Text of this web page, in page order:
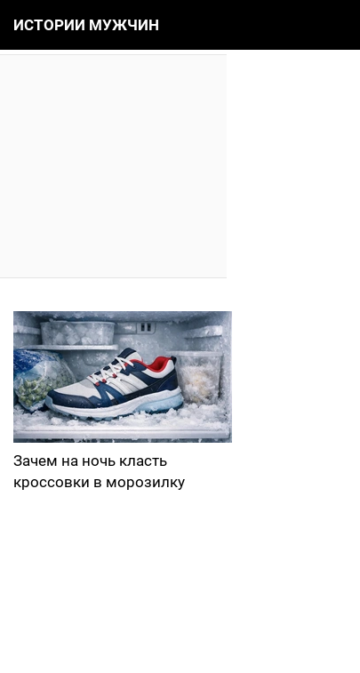
ИСТОРИИ МУЖЧИН
Зачем на ночь класть
кроссовки в морозилку